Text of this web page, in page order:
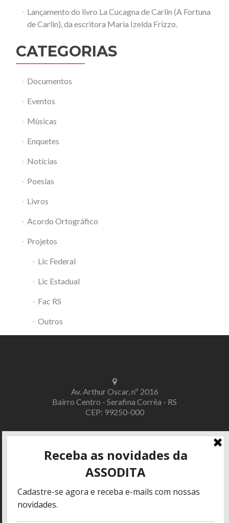
Lançamento do livro La Cucagna de Carlin (A Fortuna
de Carlin), da escritora Maria Izelda Frizzo.
CATEGORIAS
Documentos
Eventos
Músicas
Enquetes
Notícias
Poesias
Livros
Acordo Ortográfico
Projetos
Lic Federal
Lic Estadual
Fac RS
Outros
Av. Arthur Oscar, nº 2016
Bairro Centro - Serafina Corrêa - RS
CEP: 99250-000
contato@assodita.org.br
(54) 99906-5476 (Edgar)
(49) 3438-1242 (Nedi)